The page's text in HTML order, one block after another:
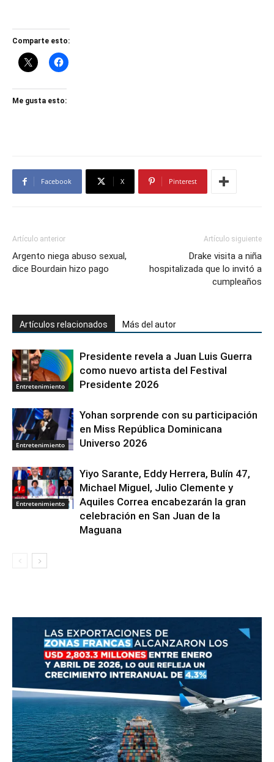
Comparte esto:
Me gusta esto:
Facebook X Pinterest
Artículo anterior
Argento niega abuso sexual,
dice Bourdain hizo pago
Artículo siguiente
Drake visita a niña
hospitalizada que lo invitó a
cumpleaños
Artículos relacionados Más del autor
Entretenimiento
Presidente revela a Juan Luis Guerra
como nuevo artista del Festival
Presidente 2026
Entretenimiento
Yohan sorprende con su participación
en Miss República Dominicana
Universo 2026
Entretenimiento
Yiyo Sarante, Eddy Herrera, Bulín 47,
Michael Miguel, Julio Clemente y
Aquiles Correa encabezarán la gran
celebración en San Juan de la
Maguana